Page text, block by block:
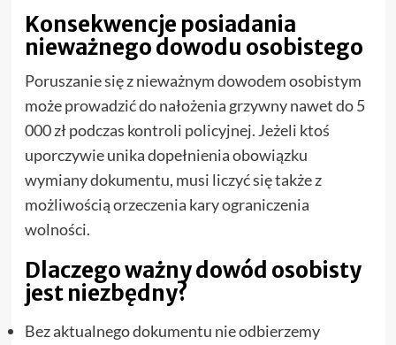
Konsekwencje posiadania
nieważnego dowodu osobistego
Poruszanie się z nieważnym dowodem osobistym
może prowadzić do nałożenia grzywny nawet do 5
000 zł podczas kontroli policyjnej. Jeżeli ktoś
uporczywie unika dopełnienia obowiązku
wymiany dokumentu, musi liczyć się także z
możliwością orzeczenia kary ograniczenia
wolności.
Dlaczego ważny dowód osobisty
jest niezbędny?
Bez aktualnego dokumentu nie odbierzemy